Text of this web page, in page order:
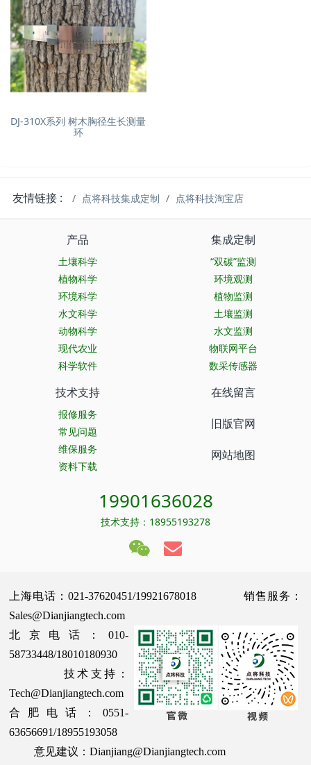
DJ-310X系列 树木胸径生长测量
环
友情链接 : 点将科技集成定制 点将科技淘宝店
产品
土壤科学
植物科学
环境科学
水文科学
动物科学
现代农业
科学软件
集成定制
“双碳”监测
环境观测
植物监测
土壤监测
水文监测
物联网平台
数采传感器
技术支持
报修服务
常见问题
维保服务
资料下载
在线留言
旧版官网
网站地图
19901636028
技术支持：18955193278
上海电话：021-37620451/19921678018 销售服务：
Sales@Dianjiangtech.com
北京电话：010-
58733448/18010180930
技术支持：
Tech@Dianjiangtech.com
合肥电话：0551-
63656691/18955193058
意见建议：Dianjiang@Dianjiangtech.com